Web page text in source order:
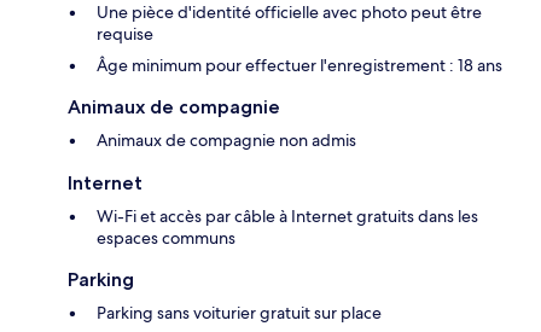
Une pièce d'identité officielle avec photo peut être
requise
Âge minimum pour effectuer l'enregistrement : 18 ans
Animaux de compagnie
Animaux de compagnie non admis
Internet
Wi-Fi et accès par câble à Internet gratuits dans les
espaces communs
Parking
Parking sans voiturier gratuit sur place